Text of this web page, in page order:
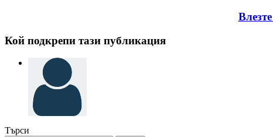
Кой подкрепи тази публикация
Търси